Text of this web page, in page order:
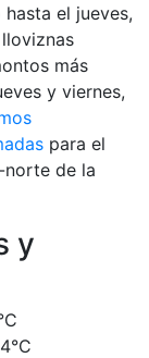
el jueves,
más
y viernes,
para el
norte de la
y